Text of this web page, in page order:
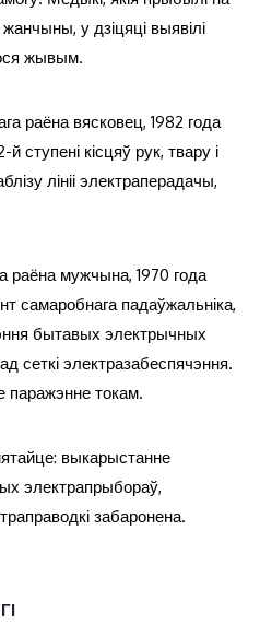
у дзіцяці выявілі
жывым.
раёна вясковец, 1982 года
ступені кісцяў рук, твару і
лініі электраперадачы,
раёна мужчына, 1970 года
самаробнага падаўжальніка,
бытавых электрычных
сеткі электразабеспячэння.
паражэнне токам.
выкарыстанне
электрапрыбораў,
забаронена.